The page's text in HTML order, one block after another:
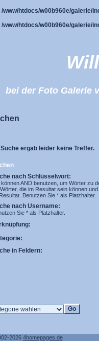
/www/htdocs/w00b960e/galerie/
/www/htdocs/w00b960e/galerie/
bei der Foto Galerie
Suche ergab leider keine Treffer.
nach Schlüsselwort:
können AND benutzen, um Wörter zu
die im Resultat sein können
Benutzen Sie * als Platzhalter.
nach Username:
Sie * als Platzhalter.
in Feldern:
2026 4homepages.de